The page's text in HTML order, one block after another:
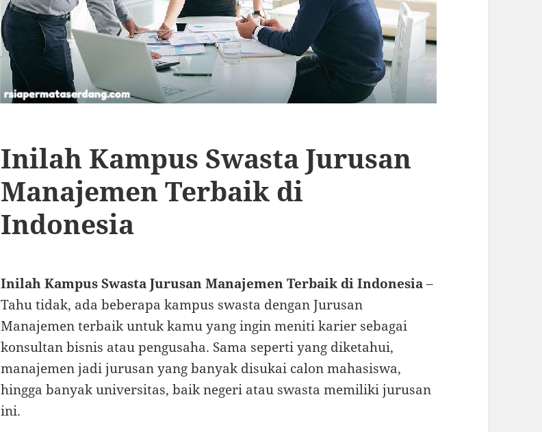
Inilah Kampus Swasta Jurusan
Manajemen Terbaik di
Indonesia
Inilah Kampus Swasta Jurusan Manajemen Terbaik di Indonesia–
Tahu tidak, ada beberapa kampus swasta dengan Jurusan
Manajemen terbaik untuk kamu yang ingin meniti karier sebagai
konsultan bisnis atau pengusaha. Sama seperti yang diketahui,
manajemen jadi jurusan yang banyak disukai calon mahasiswa,
hingga banyak universitas, baik negeri atau swasta memiliki jurusan
ini.